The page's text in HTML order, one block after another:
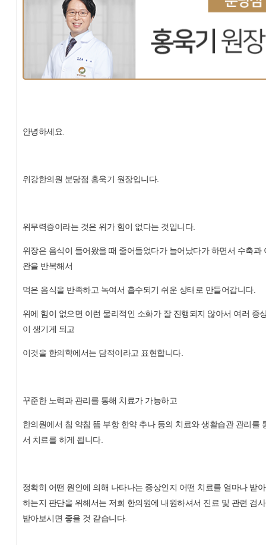
안녕하세요.
위강한의원 분당점 홍욱기 원장입니다.
위무력증이라는 것은 위가 힘이 없다는 것입니다.
위장은 음식이 들어왔을 때 줄어들었다가 늘어났다가 하면서 수축과
완을 반복해서
먹은 음식을 반족하고 녹여서 흡수되기 쉬운 상태로 만들어갑니다.
위에 힘이 없으면 이런 물리적인 소화가 잘 진행되지 않아서 여러 증
이 생기게 되고
이것을 한의학에서는 담적이라고 표현합니다.
꾸준한 노력과 관리를 통해 치료가 가능하고
한의원에서 침 약침 뜸 부항 한약 추나 등의 치료와 생활습관 관리를
서 치료를 하게 됩니다.
정확히 어떤 원인에 의해 나타나는 증상인지 어떤 치료를 얼마나 받
하는지 판단을 위해서는 저희 한의원에 내원하셔서 진료 및 관련 검
받아보시면 좋을 것 같습니다.